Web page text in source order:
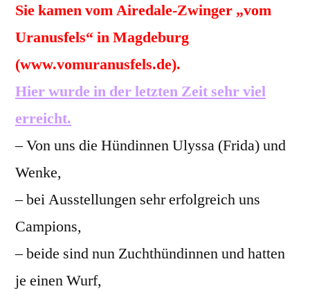
Sie kamen vom Airedale-Zwinger „vom
Uranusfels“ in Magdeburg
(www.vomuranusfels.de).
Hier wurde in der letzten Zeit sehr viel
erreicht.
– Von uns die Hündinnen Ulyssa (Frida) und
Wenke,
– bei Ausstellungen sehr erfolgreich uns
Campions,
– beide sind nun Zuchthündinnen und hatten
je einen Wurf,